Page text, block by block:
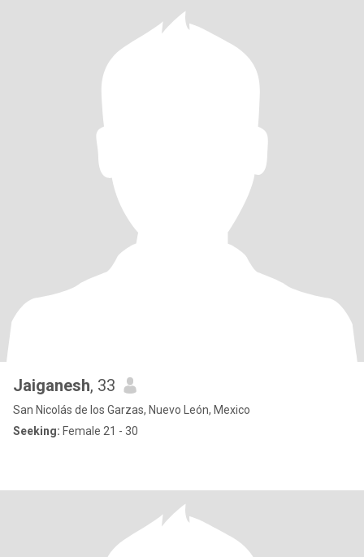
Jaiganesh, 33
San Nicolás de los Garzas, Nuevo León, Mexico
Seeking: Female 21 - 30